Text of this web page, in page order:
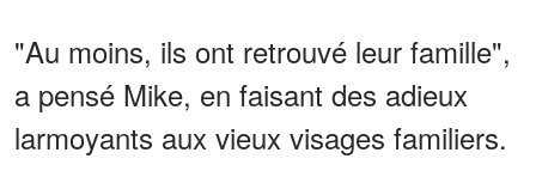
"Au moins, ils ont retrouvé leur famille",
a pensé Mike, en faisant des adieux
larmoyants aux vieux visages familiers.